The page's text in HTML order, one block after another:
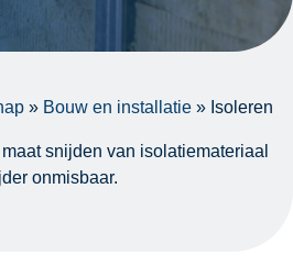
» Bouw en installatie » Isoleren
snijden van isolatiemateriaal
onmisbaar.